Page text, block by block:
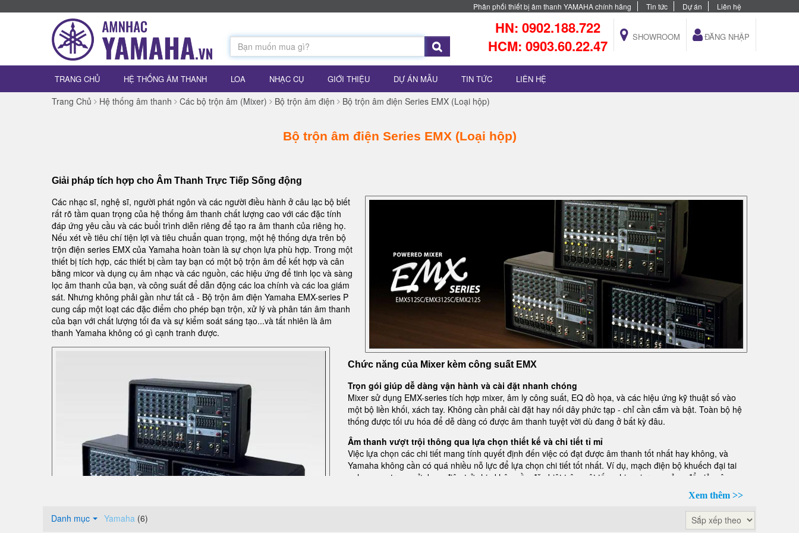
Phân phối thiết bị âm thanh YAMAHA chính hãng Tin tức Dự án Liên hệ
HN: 0902.188.722
HCM: 0903.60.22.47
SHOWROOM ĐĂNG NHẬP
TRANG CHỦ HỆ THỐNG ÂM THANH LOA NHẠC CỤ GIỚI THIỆU DỰ ÁN MẪU TIN TỨC LIÊN HỆ
Trang Chủ Hệ thống âm thanh Các bộ trộn âm (Mixer) Bộ trộn âm điện Bộ trộn âm điện Series EMX (Loại hộp)
Bộ trộn âm điện Series EMX (Loại hộp)
Giải pháp tích hợp cho Âm Thanh Trực Tiếp Sống động
Các nhạc sĩ, nghệ sĩ, người phát ngôn và các người điều hành ở câu lạc bộ biết
rất rõ tầm quan trọng của hệ thống âm thanh chất lượng cao với các đặc tính
đáp ứng yêu cầu và các buổi trình diễn riêng để tạo ra âm thanh của riêng họ.
Nếu xét về tiêu chí tiện lợi và tiêu chuẩn quan trọng, một hệ thống dựa trên bộ
trộn điện series EMX của Yamaha hoàn toàn là sự chọn lựa phù hợp. Trong một
thiết bị tích hợp, các thiết bị cầm tay bạn có một bộ trộn âm để kết hợp và cân
bằng micor và dụng cụ âm nhạc và các nguồn, các hiệu ứng để tinh lọc và sàng
lọc âm thanh của bạn, và công suất để dẫn động các loa chính và các loa giám
sát. Nhưng không phải gần như tất cả - Bộ trộn âm điện Yamaha EMX-series P
cung cấp một loạt các đặc điểm cho phép bạn trộn, xử lý và phân tán âm thanh
của bạn với chất lượng tối đa và sự kiểm soát sáng tạo...và tất nhiên là âm
thanh Yamaha không có gì cạnh tranh được.
Chức năng của Mixer kèm công suất EMX
Trọn gói giúp dễ dàng vận hành và cài đặt nhanh chóng
Mixer sử dụng EMX-series tích hợp mixer, âm ly công suất, EQ đồ họa, và các hiệu ứng kỹ thuật số vào
một bộ liền khối, xách tay. Không cần phải cài đặt hay nối dây phức tạp - chỉ cần cắm và bật. Toàn bộ hệ
thống được tối ưu hóa để dễ dàng có được âm thanh tuyệt vời dù đang ở bất kỳ đâu.
Âm thanh vượt trội thông qua lựa chọn thiết kế và chi tiết tỉ mỉ
Việc lựa chọn các chi tiết mang tính quyết định đến việc có đạt được âm thanh tốt nhất hay không, và
Yamaha không cần có quá nhiều nỗ lực để lựa chọn chi tiết tốt nhất. Ví dụ, mạch điện bộ khuếch đại tai
nghe quan trọng sử dụng điện trở chip không ồn đặc biệt trên một tấm phim nicrom mỏng để giảm âm
chính xác, không gây ồn. Phải cẩn thận khi bố trí sàn cho hệ thống cũng như mạch điện chung nhằm đảm
bảo rằng không gây ra tiếng ồn không mong muốn hoặc nhiễu làm giảm chất lượng âm thanh.Xem thêm >>
Danh mục Yamaha (6)